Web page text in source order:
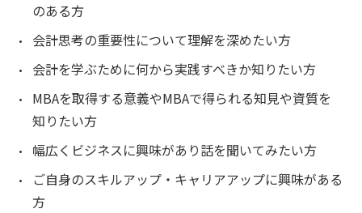
のある方
会計思考の重要性について理解を深めたい方
会計を学ぶために何から実践すべきか知りたい方
MBAを取得する意義やMBAで得られる知見や資質を
知りたい方
幅広くビジネスに興味があり話を聞いてみたい方
ご自身のスキルアップ・キャリアアップに興味がある
方